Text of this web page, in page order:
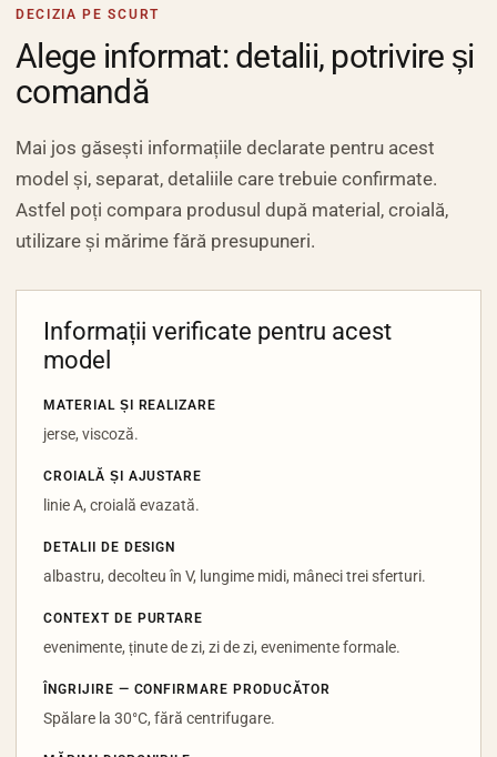
DECIZIA PE SCURT
Alege informat: detalii, potrivire și
comandă
Mai jos găsești informațiile declarate pentru acest
model și, separat, detaliile care trebuie confirmate.
Astfel poți compara produsul după material, croială,
utilizare și mărime fără presupuneri.
Informații verificate pentru acest
model
MATERIAL ȘI REALIZARE
jerse, viscoză.
CROIALĂ ȘI AJUSTARE
linie A, croială evazată.
DETALII DE DESIGN
albastru, decolteu în V, lungime midi, mâneci trei sferturi.
CONTEXT DE PURTARE
evenimente, ținute de zi, zi de zi, evenimente formale.
ÎNGRIJIRE — CONFIRMARE PRODUCĂTOR
Spălare la 30°C, fără centrifugare.